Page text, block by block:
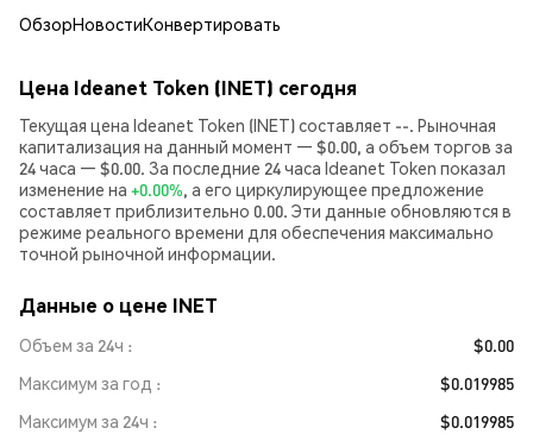
ОбзорНовостиКонвертировать
Цена Ideanet Token (INET) сегодня
Текущая цена Ideanet Token (INET) составляет --. Рыночная
капитализация на данный момент — $0.00, а объем торгов за
24 часа — $0.00. За последние 24 часа Ideanet Token показал
изменение на +0.00%, а его циркулирующее предложение
составляет приблизительно 0.00. Эти данные обновляются в
режиме реального времени для обеспечения максимально
точной рыночной информации.
Данные о цене INET
Объем за 24ч
$0.00
Максимум за год
$0.019985
Максимум за 24ч
$0.019985